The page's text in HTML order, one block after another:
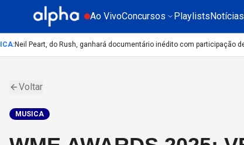
Ao VivoConcursos PlaylistsNotícias
:Neil Peart, do Rush, ganhará documentário inédito com participação de
Voltar
MUSICA